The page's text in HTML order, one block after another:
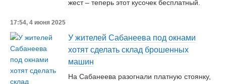
жест – теперь этот кусочек бесплатный.
17:54, 4 июня 2025
У жителей Сабанеева под окнами
хотят сделать склад брошенных
машин
На Сабанеева разогнали платную стоянку,